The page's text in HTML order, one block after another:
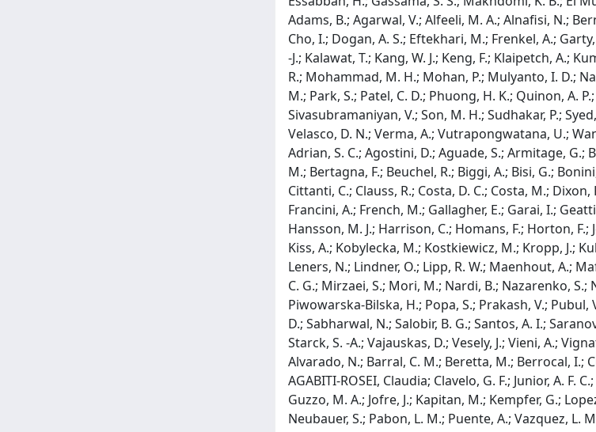
Adams, B.; Agarwal, V.; Alfeeli, M. A.; Alnafisi, N.;
Cho, I.; Dogan, A. S.; Eftekhari, M.; Frenkel, A.;
-J.; Kalawat, T.; Kang, W. J.; Keng, F.; Klaipetch, A.;
R.; Mohammad, M. H.; Mohan, P.; Mulyanto, I. D.;
M.; Park, S.; Patel, C. D.; Phuong, H. K.; Quinon, A.
Sivasubramaniyan, V.; Son, M. H.; Sudhakar, P.;
Velasco, D. N.; Verma, A.; Vutrapongwatana, U.;
Adrian, S. C.; Agostini, D.; Aguade, S.; Armitage, G.;
M.; Bertagna, F.; Beuchel, R.; Biggi, A.; Bisi, G.;
Cittanti, C.; Clauss, R.; Costa, D. C.; Costa, M.;
Francini, A.; French, M.; Gallagher, E.; Garai, I.;
Hansson, M. J.; Harrison, C.; Homans, F.; Horton, F.;
Kiss, A.; Kobylecka, M.; Kostkiewicz, M.; Kropp, J.;
Leners, N.; Lindner, O.; Lipp, R. W.; Maenhout, A.;
C. G.; Mirzaei, S.; Mori, M.; Nardi, B.; Nazarenko, S.;
Piwowarska-Bilska, H.; Popa, S.; Prakash, V.; Pubul,
D.; Sabharwal, N.; Salobir, B. G.; Santos, A. I.;
Starck, S. -A.; Vajauskas, D.; Vesely, J.; Vieni, A.;
Alvarado, N.; Barral, C. M.; Beretta, M.; Berrocal, I.;
AGABITI-ROSEI, Claudia; Clavelo, G. F.; Junior, A. F.
Guzzo, M. A.; Jofre, J.; Kapitan, M.; Kempfer, G.;
Neubauer, S.; Pabon, L. M.; Puente, A.; Vazquez, L.